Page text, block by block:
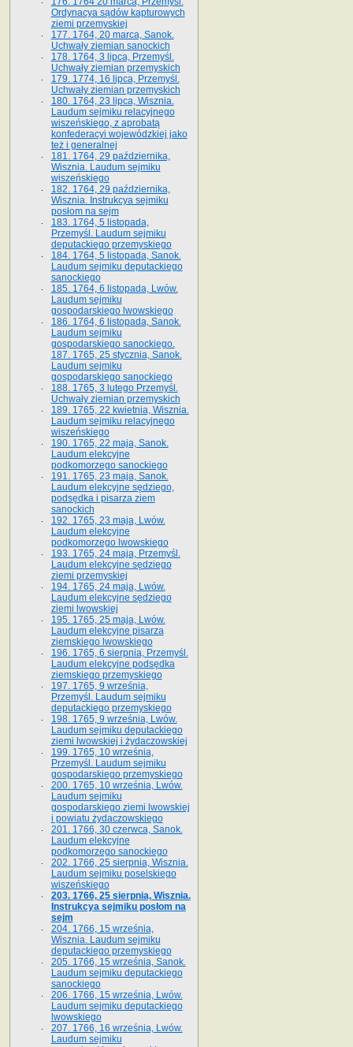
Ordynacya sądów kapturowych
ziemi przemyskiej
177. 1764, 20 marca, Sanok.
Uchwały ziemian sanockich
178. 1764, 3 lipca, Przemyśl.
Uchwały ziemian przemyskich
179. 1774, 16 lipca, Przemyśl.
Uchwały ziemian przemyskich
180. 1764, 23 lipca, Wisznia.
Laudum sejmiku relacyjnego
wiszeńskiego, z aprobatą
konfederacyi wojewódzkiej jako
też i generalnej
181. 1764, 29 października,
Wisznia. Laudum sejmiku
wiszeńskiego
182. 1764, 29 października,
Wisznia. Instrukcya sejmiku
posłom na sejm
183. 1764, 5 listopada,
Przemyśl. Laudum sejmiku
deputackiego przemyskiego
184. 1764, 5 listopada, Sanok.
Laudum sejmiku deputackiego
sanockiego
185. 1764, 6 listopada, Lwów.
Laudum sejmiku
gospodarskiego lwowskiego
186. 1764, 6 listopada, Sanok.
Laudum sejmiku
gospodarskiego sanockiego.
187. 1765, 25 stycznia, Sanok.
Laudum sejmiku
gospodarskiego sanockiego
188. 1765, 3 lutego Przemyśl.
Uchwały ziemian przemyskich
189. 1765, 22 kwietnia, Wisznia.
Laudum sejmiku relacyjnego
wiszeńskiego
190. 1765, 22 maja, Sanok.
Laudum elekcyjne
podkomorzego sanockiego
191. 1765, 23 maja, Sanok.
Laudum elekcyjne sędziego,
podsędka i pisarza ziem
sanockich
192. 1765, 23 maja, Lwów.
Laudum elekcyjne
podkomorzego lwowskiego
193. 1765, 24 maja, Przemyśl.
Laudum elekcyjne sędziego
ziemi przemyskiej
194. 1765, 24 maja, Lwów.
Laudum elekcyjne sędziego
ziemi lwowskiej
195. 1765, 25 maja, Lwów.
Laudum elekcyjne pisarza
ziemskiego lwowskiego
196. 1765, 6 sierpnia, Przemyśl.
Laudum elekcyjne podsędka
ziemskiego przemyskiego
197. 1765, 9 września,
Przemyśl. Laudum sejmiku
deputackiego przemyskiego
198. 1765, 9 września, Lwów.
Laudum sejmiku deputackiego
ziemi lwowskiej i żydaczowskiej
199. 1765, 10 września,
Przemyśl. Laudum sejmiku
gospodarskiego przemyskiego
200. 1765, 10 września, Lwów.
Laudum sejmiku
gospodarskiego ziemi lwowskiej
i powiatu żydaczowskiego
201. 1766, 30 czerwca, Sanok.
Laudum elekcyjne
podkomorzego sanockiego
202. 1766, 25 sierpnia, Wisznia.
Laudum sejmiku poselskiego
wiszeńskiego
203. 1766, 25 sierpnia, Wisznia.
Instrukcya sejmiku posłom na
sejm
204. 1766, 15 września,
Wisznia. Laudum sejmiku
deputackiego przemyskiego
205. 1766, 15 września, Sanok.
Laudum sejmiku deputackiego
sanockiego
206. 1766, 15 września, Lwów.
Laudum sejmiku deputackiego
lwowskiego
207. 1766, 16 września, Lwów.
Laudum sejmiku